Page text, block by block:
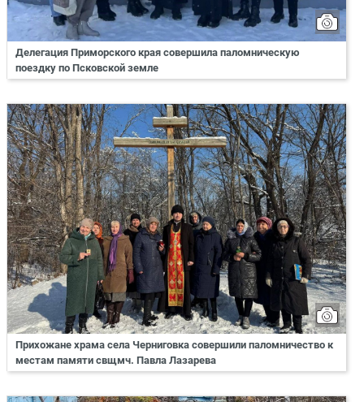
Делегация Приморского края совершила паломническую
поездку по Псковской земле
Прихожане храма села Черниговка совершили паломничество к
местам памяти свщмч. Павла Лазарева